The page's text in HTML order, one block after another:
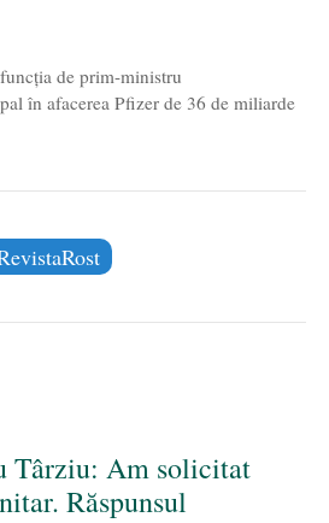
de prim-ministru
în afacerea Pfizer de 36 de miliarde
Târziu: Am solicitat
Răspunsul